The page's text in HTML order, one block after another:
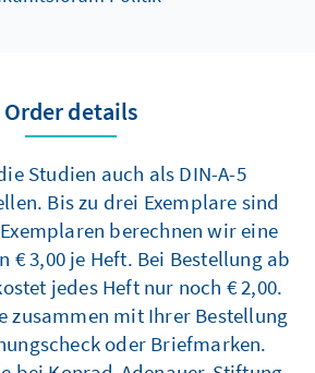
Order details
Studien auch als DIN-A-5
Bis zu drei Exemplare sind
berechnen wir eine
€ 3,00 je Heft. Bei Bestellung ab
jedes Heft nur noch € 2,00.
zusammen mit Ihrer Bestellung
oder Briefmarken.